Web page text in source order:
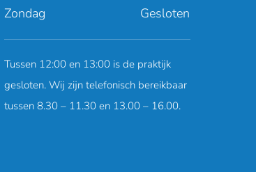
Zondag
Gesloten
Tussen 12:00 en 13:00 is de praktijk
gesloten. Wij zijn telefonisch bereikbaar
tussen 8.30 – 11.30 en 13.00 – 16.00.